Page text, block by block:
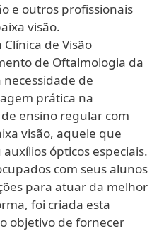
e outros profissionais
visão.
de Visão
de Oftalmologia da
necessidade de
prática na
ensino regular com
visão, aquele que
ópticos especiais.
com seus alunos
para atuar da melhor
foi criada esta
objetivo de fornecer